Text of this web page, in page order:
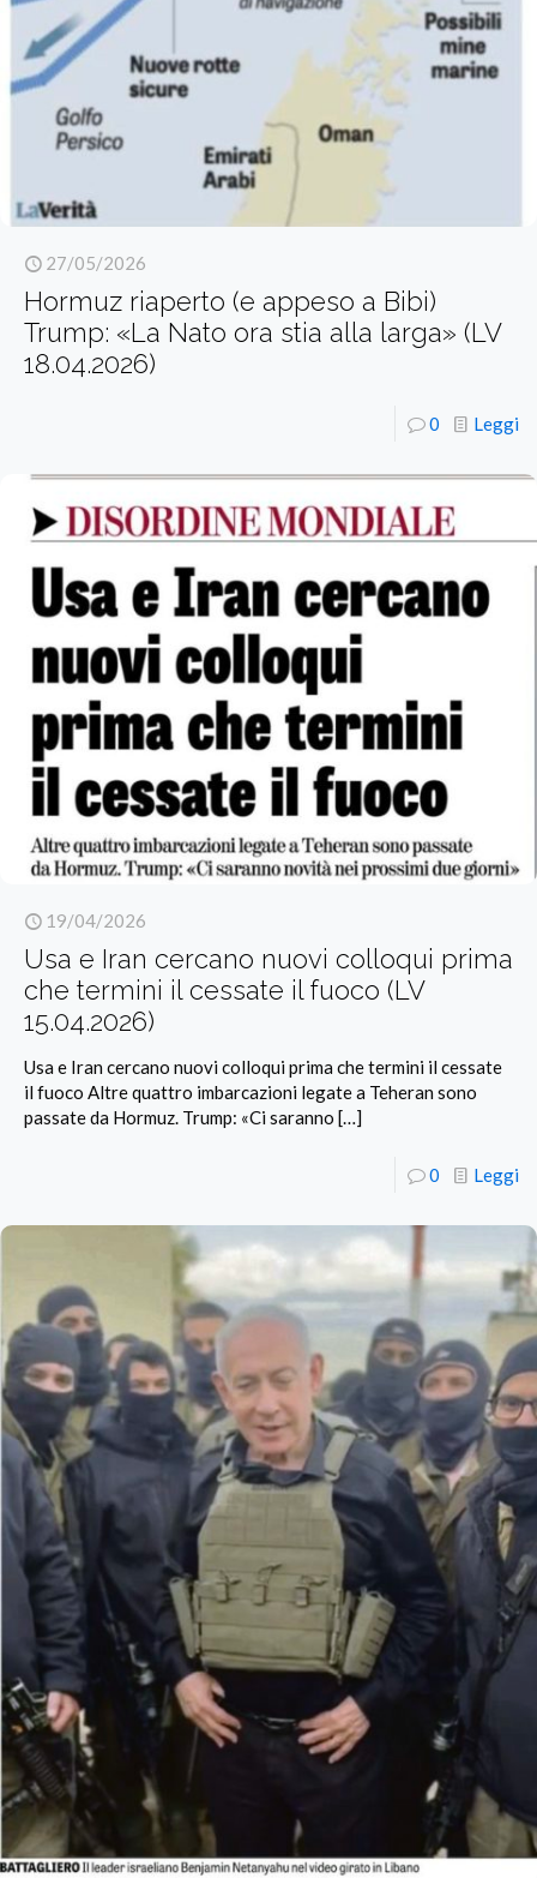
27/05/2026
Hormuz riaperto (e appeso a Bibi)
Trump: «La Nato ora stia alla larga» (LV
18.04.2026)
0 Leggi
19/04/2026
Usa e Iran cercano nuovi colloqui prima
che termini il cessate il fuoco (LV
15.04.2026)
Usa e Iran cercano nuovi colloqui prima che termini il cessate
il fuoco Altre quattro imbarcazioni legate a Teheran sono
passate da Hormuz. Trump: «Ci saranno […]
0 Leggi